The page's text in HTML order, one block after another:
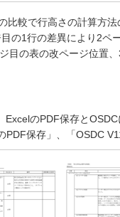
比較で行高さの計算方
の1行の差異により2ペ
目の表の改ページ位置
ExcelのPDF保存と
PDF保存」、「OSDC